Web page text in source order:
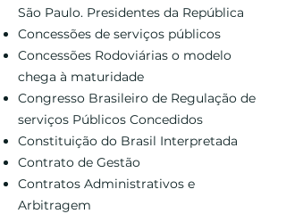
São Paulo. Presidentes da República
Concessões de serviços públicos
Concessões Rodoviárias o modelo
chega à maturidade
Congresso Brasileiro de Regulação de
serviços Públicos Concedidos
Constituição do Brasil Interpretada
Contrato de Gestão
Contratos Administrativos e
Arbitragem